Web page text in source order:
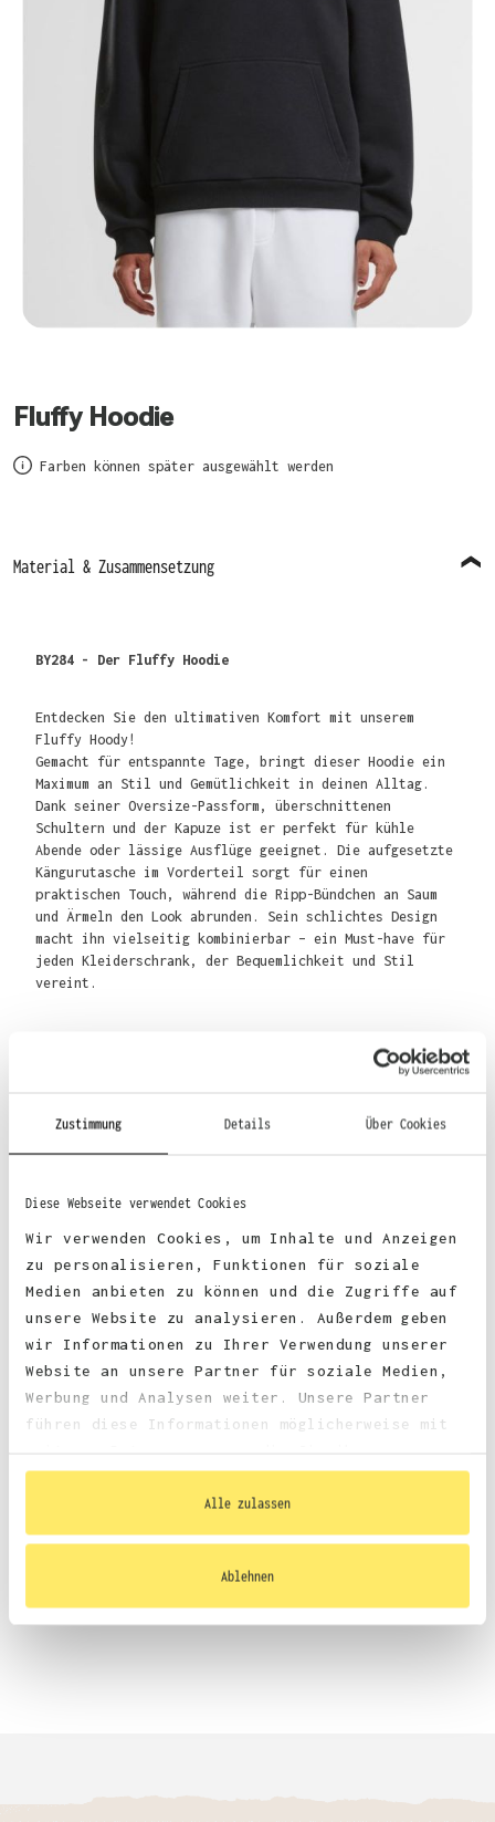
Zustimmung Details Über Cookies
Diese Webseite verwendet Cookies
Wir verwenden Cookies, um Inhalte und Anzeigen
zu personalisieren, Funktionen für soziale
Medien anbieten zu können und die Zugriffe auf
unsere Website zu analysieren. Außerdem geben
wir Informationen zu Ihrer Verwendung unserer
Website an unsere Partner für soziale Medien,
Werbung und Analysen weiter. Unsere Partner
führen diese Informationen möglicherweise mit
bereitgestellt haben oder die sie im Rahmen
Ihrer Nutzung der Dienste gesammelt haben.
Alle zulassen
Ablehnen
Fluffy Hoodie
Farben können später ausgewählt werden
Material & Zusammensetzung
BY284 - Der Fluffy Hoodie
Entdecken Sie den ultimativen Komfort mit unserem
Fluffy Hoody!
Gemacht für entspannte Tage, bringt dieser Hoodie ein
Maximum an Stil und Gemütlichkeit in deinen Alltag.
Dank seiner Oversize-Passform, überschnittenen
Schultern und der Kapuze ist er perfekt für kühle
Abende oder lässige Ausflüge geeignet. Die aufgesetzte
Kängurutasche im Vorderteil sorgt für einen
praktischen Touch, während die Ripp-Bündchen an Saum
und Ärmeln den Look abrunden. Sein schlichtes Design
macht ihn vielseitig kombinierbar – ein Must-have für
jeden Kleiderschrank, der Bequemlichkeit und Stil
vereint.
70% Baumwolle, 30% Polyester
Stoffgewicht : 330 g/m²
Zertifizierungen:
faire Arbeitsbedingungen